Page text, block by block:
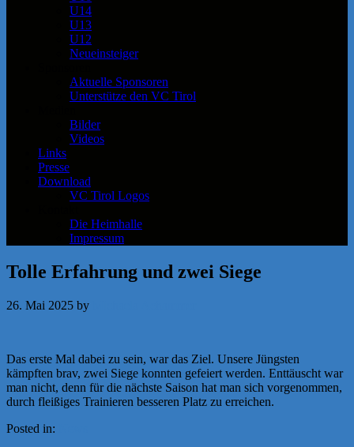
U14
U13
U12
Neueinsteiger
Aktuelle Sponsoren
Unterstütze den VC Tirol
Bilder
Videos
Links
Presse
Download
VC Tirol Logos
Die Heimhalle
Impressum
Tolle Erfahrung und zwei Siege
26. Mai 2025 by
Das erste Mal dabei zu sein, war das Ziel. Unsere Jüngsten
kämpften brav, zwei Siege konnten gefeiert werden. Enttäuscht war
man nicht, denn für die nächste Saison hat man sich vorgenommen,
durch fleißiges Trainieren besseren Platz zu erreichen.
Posted in: